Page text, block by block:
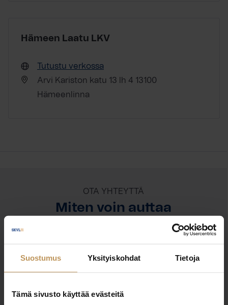
Suostumus Yksityiskohdat Tietoja
Tämä sivusto käyttää evästeitä
Hämeen Laatu LKV
Tutustu verkossa
Arvi Kariston katu 13 lh 4 13100
Hämeenlinna
OTA YHTEYTTÄ
Miten voin auttaa
Jätä yhteystietosi, niin otan yhteyttä
Mika Lehtonen